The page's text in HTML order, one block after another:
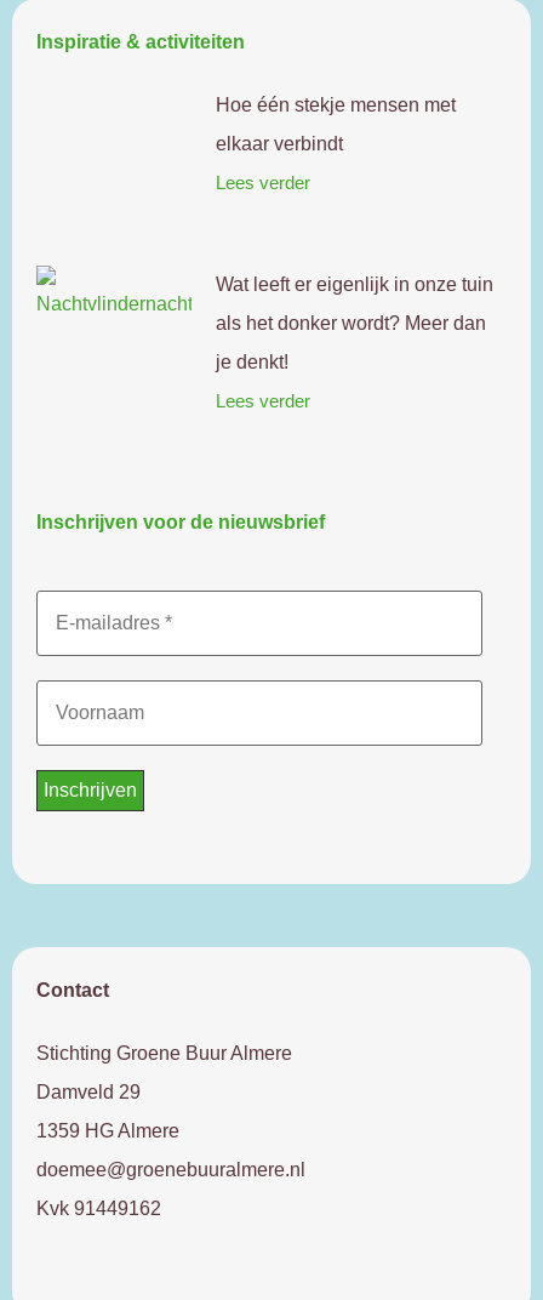
Inspiratie & activiteiten
Hoe één stekje mensen met
elkaar verbindt
Lees verder
Wat leeft er eigenlijk in onze tuin
als het donker wordt? Meer dan
je denkt!
Lees verder
Inschrijven voor de nieuwsbrief
Contact
Stichting Groene Buur Almere
Damveld 29
1359 HG Almere
doemee@groenebuuralmere.nl
Kvk 91449162